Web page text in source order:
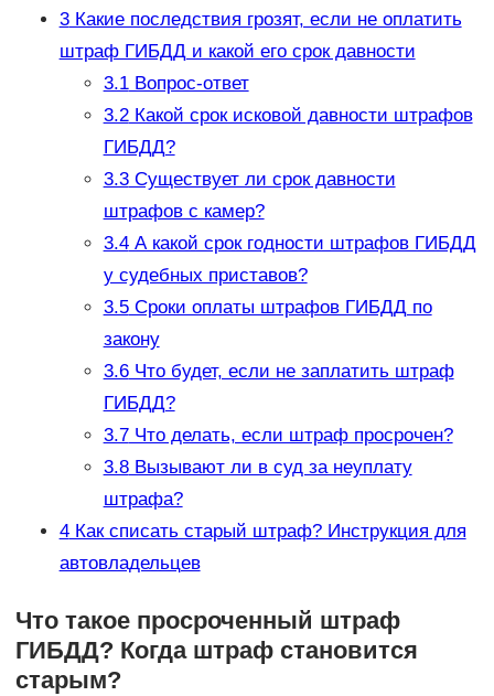
3Какие последствия грозят, если не оплатить
штраф ГИБДД и какой его срок давности
3.1Вопрос-ответ
3.2Какой срок исковой давности штрафов
ГИБДД?
3.3Существует ли срок давности
штрафов с камер?
3.4А какой срок годности штрафов ГИБДД
у судебных приставов?
3.5Сроки оплаты штрафов ГИБДД по
закону
3.6Что будет, если не заплатить штраф
ГИБДД?
3.7Что делать, если штраф просрочен?
3.8Вызывают ли в суд за неуплату
штрафа?
4Как списать старый штраф? Инструкция для
автовладельцев
Что такое просроченный штраф
ГИБДД? Когда штраф становится
старым?